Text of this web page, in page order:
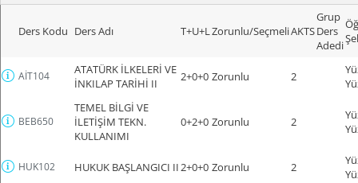
Ders Kodu Ders Adı T+U+LZorunlu/SeçmeliAKTS
Grup
Ders
Adedi
AİT104
ATATÜRK İLKELERİ VE
İNKILAP TARİHİ II
2+0+0 Zorunlu 2
BEB650
TEMEL BİLGİ VE
İLETİŞİM TEKN.
KULLANIMI
0+2+0 Zorunlu 2
HUK102 HUKUK BAŞLANGICI II2+0+0 Zorunlu 2